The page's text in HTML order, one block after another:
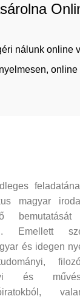
nálunk online
magyar
Emellett
és idegen
és